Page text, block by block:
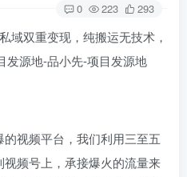
0 223 293
视频平台，我们利用三至五
频号上，承接爆火的流量来